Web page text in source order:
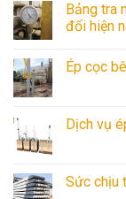
Bảng tra
đổi hiện
Ép cọc
Dịch vụ
Sức chịu